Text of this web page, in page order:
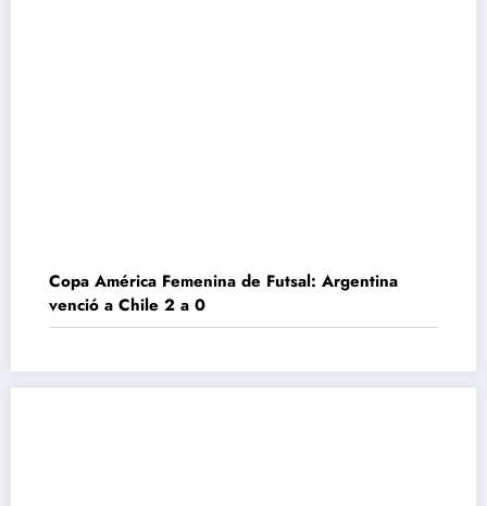
Copa América Femenina de Futsal: Argentina
venció a Chile 2 a 0